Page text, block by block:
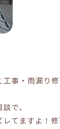
事・雨漏り
で、
てますよ！